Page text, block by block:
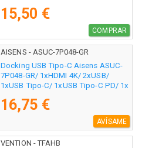
15,50 €
COMPRAR
AISENS - ASUC-7P048-GR
Docking USB Tipo-C Aisens ASUC-
7P048-GR/ 1xHDMI 4K/ 2xUSB/
1xUSB Tipo-C/ 1xUSB Tipo-C PD/ 1x
16,75 €
AVÍSAME
VENTION - TFAHB